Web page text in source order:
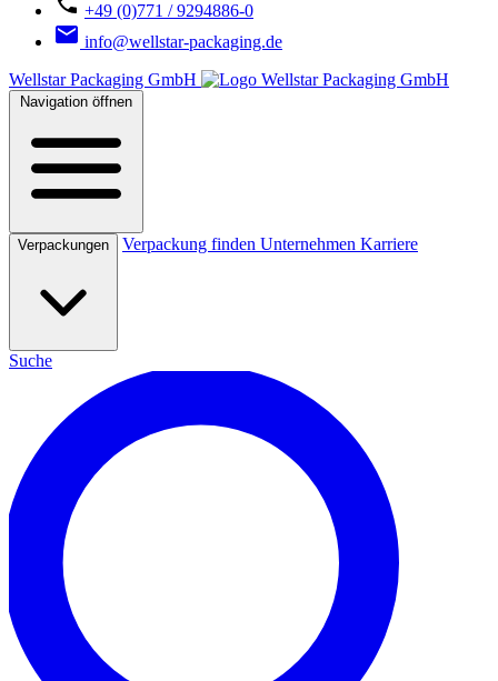
+49 (0)771 / 9294886-0
info@wellstar-packaging.de
Wellstar Packaging GmbH
Navigation öffnen
Verpackungen Verpackung finden Unternehmen Karriere
Suche